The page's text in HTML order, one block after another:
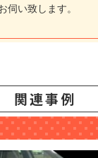
伺い致します。
関連事例